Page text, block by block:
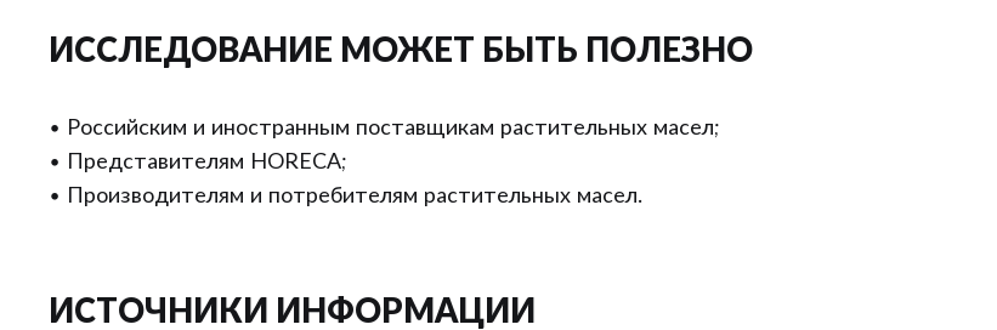
ИССЛЕДОВАНИЕ МОЖЕТ БЫТЬ ПОЛЕЗНО
• Российским и иностранным поставщикам растительных масел;
• Представителям HORECA;
• Производителям и потребителям растительных масел.
ИСТОЧНИКИ ИНФОРМАЦИИ